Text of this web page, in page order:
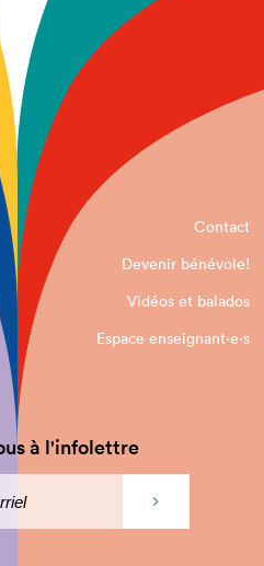
Contact
Devenir bénévole!
Vidéos et balados
Espace enseignant·e⋅s
à l'infolettre